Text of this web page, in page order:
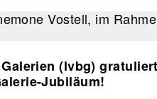
(lvbg)
Jubiläum!